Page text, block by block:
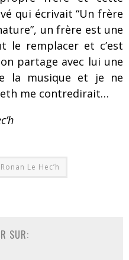
qui écrivait “Un frère
un frère est une
le remplacer et c’est
partage avec lui une
la musique et je ne
me contredirait…
Ronan Le Hec’h
SUR: